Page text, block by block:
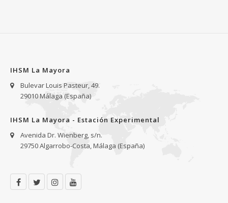
IHSM La Mayora
Bulevar Louis Pasteur, 49.
29010 Málaga (España)
IHSM La Mayora - Estación Experimental
Avenida Dr. Wienberg, s/n.
29750 Algarrobo-Costa, Málaga (España)